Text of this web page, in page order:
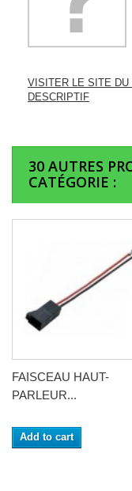
VISITER LE SITE DU
DESCRIPTIF
30 AUTRES
CATÉGORIE :
FAISCEAU HAUT-
PARLEUR...
Add to cart